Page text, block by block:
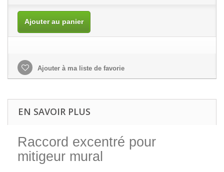
Ajouter au panier
Ajouter à ma liste de favorie
EN SAVOIR PLUS
Raccord excentré pour
mitigeur mural